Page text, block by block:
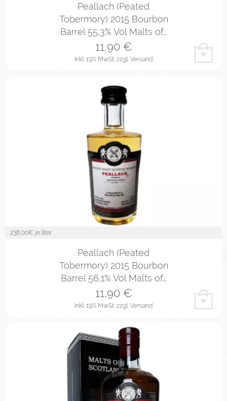
Peallach (Peated
Tobermory) 2015 Bourbon
Barrel 55,3% Vol Malts of…
inkl. 19% MwSt. zzgl. Versand
11,90€
238,00€ je liter
Peallach (Peated
Tobermory) 2015 Bourbon
Barrel 56,1% Vol Malts of…
inkl. 19% MwSt. zzgl. Versand
11,90€